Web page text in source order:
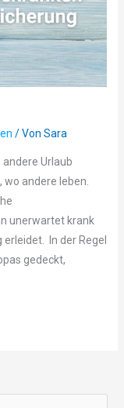
/ Von Sara
Urlaub
andere leben.
unerwartet krank
In der Regel
gedeckt,